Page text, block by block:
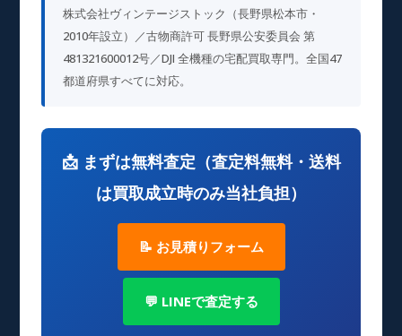
株式会社ヴィンテージストック（長野県松本市・
2010年設立）／古物商許可 長野県公安委員会 第
481321600012号／DJI 全機種の宅配買取専門。全国47
都道府県すべてに対応。
📩 まずは無料査定（査定料無料・送料
は買取成立時のみ当社負担）
📝 お見積りフォーム
💬 LINEで査定する